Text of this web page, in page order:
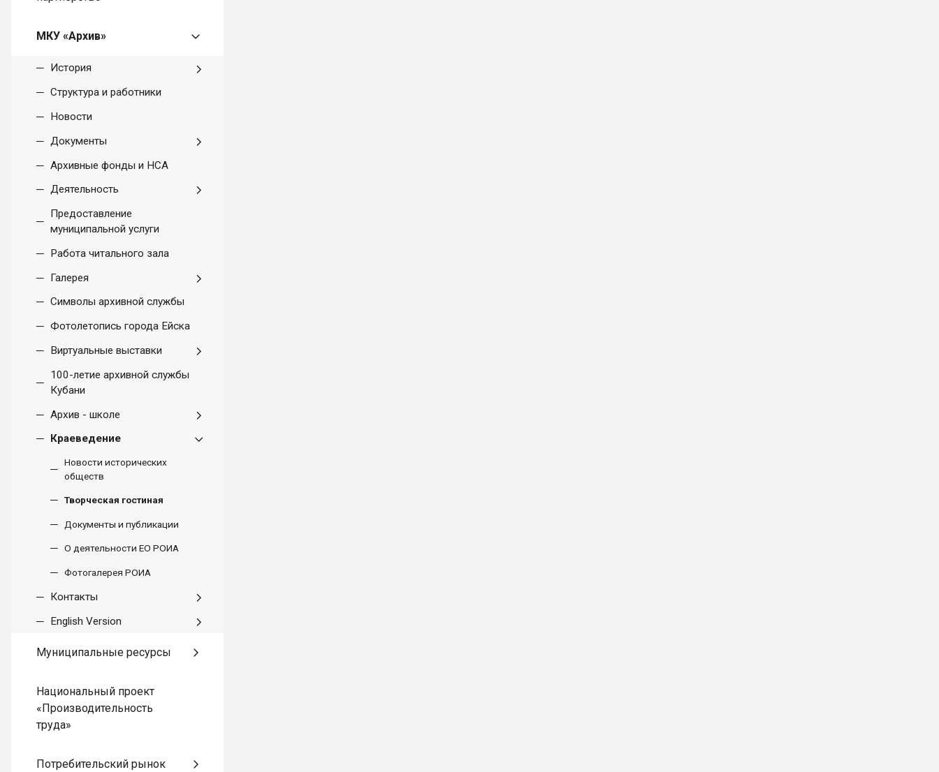
МКУ «Архив»
История
Структура и работники
Новости
Документы
Архивные фонды и НСА
Деятельность
Предоставление
муниципальной услуги
Работа читального зала
Галерея
Символы архивной службы
Фотолетопись города Ейска
Виртуальные выставки
100-летие архивной службы
Кубани
Архив - школе
Краеведение
Новости исторических
обществ
Творческая гостиная
Документы и публикации
О деятельности ЕО РОИА
Фотогалерея РОИА
Контакты
English Version
Муниципальные ресурсы
Национальный проект
«Производительность
труда»
Потребительский рынок